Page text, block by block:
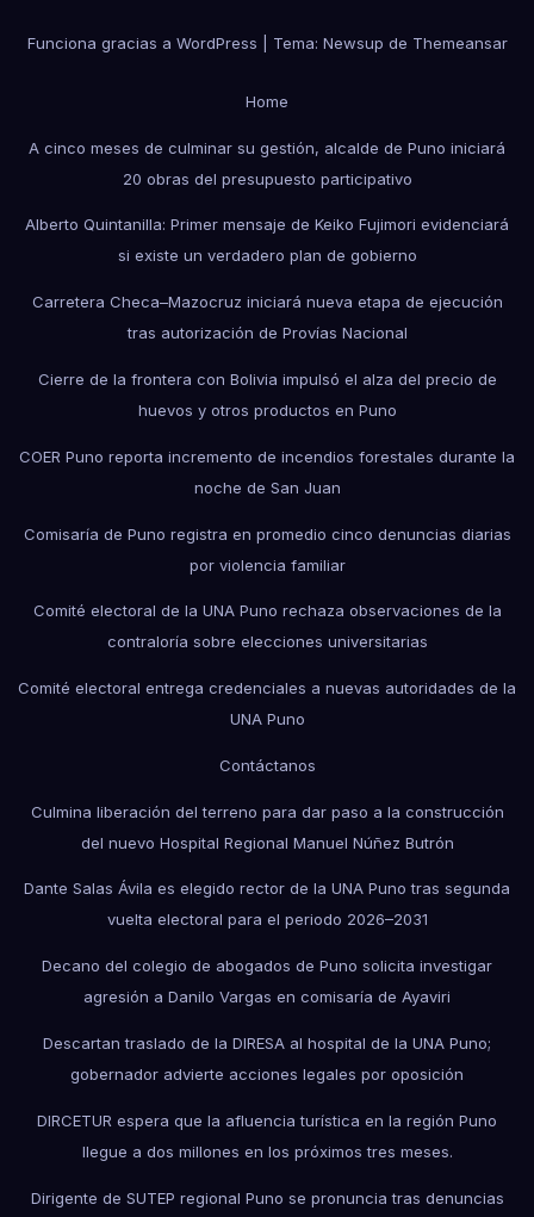
Funciona gracias a WordPress Tema: Newsup de Themeansar
Home
A cinco meses de culminar su gestión, alcalde de Puno iniciará
20 obras del presupuesto participativo
Alberto Quintanilla: Primer mensaje de Keiko Fujimori evidenciará
si existe un verdadero plan de gobierno
Carretera Checa–Mazocruz iniciará nueva etapa de ejecución
tras autorización de Provías Nacional
Cierre de la frontera con Bolivia impulsó el alza del precio de
huevos y otros productos en Puno
COER Puno reporta incremento de incendios forestales durante la
noche de San Juan
Comisaría de Puno registra en promedio cinco denuncias diarias
por violencia familiar
Comité electoral de la UNA Puno rechaza observaciones de la
contraloría sobre elecciones universitarias
Comité electoral entrega credenciales a nuevas autoridades de la
UNA Puno
Contáctanos
Culmina liberación del terreno para dar paso a la construcción
del nuevo Hospital Regional Manuel Núñez Butrón
Dante Salas Ávila es elegido rector de la UNA Puno tras segunda
vuelta electoral para el periodo 2026–2031
Decano del colegio de abogados de Puno solicita investigar
agresión a Danilo Vargas en comisaría de Ayaviri
Descartan traslado de la DIRESA al hospital de la UNA Puno;
gobernador advierte acciones legales por oposición
DIRCETUR espera que la afluencia turística en la región Puno
llegue a dos millones en los próximos tres meses.
Dirigente de SUTEP regional Puno se pronuncia tras denuncias